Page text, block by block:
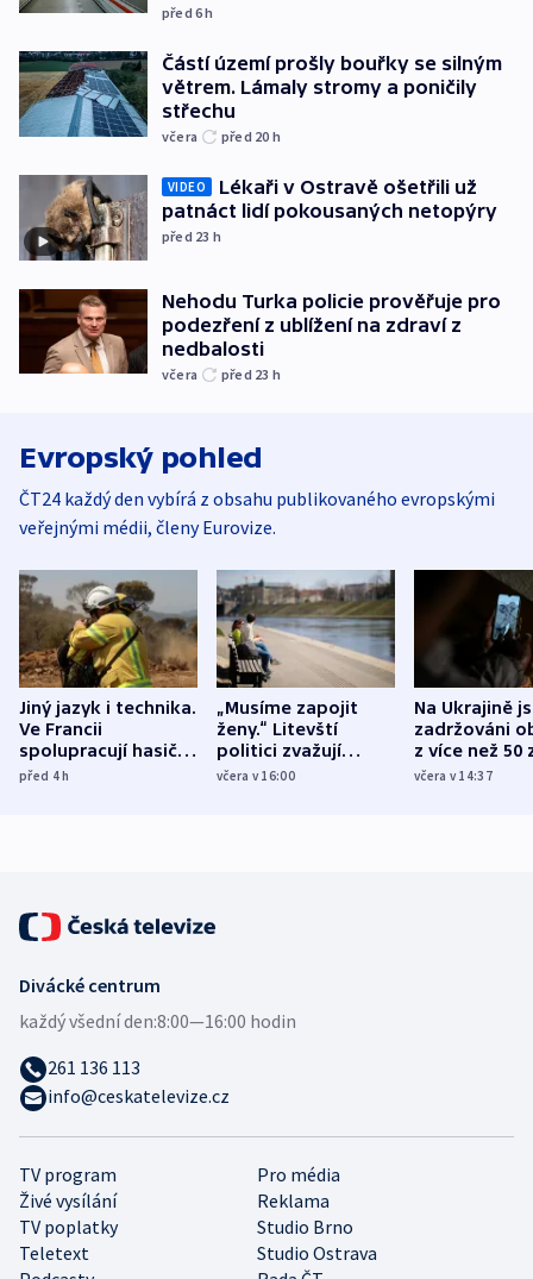
před 6h
Částí území prošly bouřky se silným
větrem. Lámaly stromy a poničily
střechu
včera před 20 h
VIDEO
Lékaři v Ostravě ošetřili už
patnáct lidí pokousaných netopýry
před 23 h
Nehodu Turka policie prověřuje pro
podezření z ublížení na zdraví z
nedbalosti
včera před 23 h
Evropský pohled
ČT24 každý den vybírá z obsahu publikovaného evropskými
veřejnými médii, členy Eurovize.
Jiný jazyk i technika.
Ve Francii
spolupracují hasiči z
různých zemí
před 4h
„Musíme zapojit
ženy.“ Litevští
politici zvažují
dohodu o
včera v 16:00
Na Ukrajině
zadržováni
z více než 50
Bojovali na
včera v 14:37
TV program
Pro média
Živé vysílání
Reklama
TV poplatky
Studio Brno
Teletext
Studio Ostrava
Divácké centrum
každý všední den:8:00—16:00 hodin
261 136 113
info@ceskatelevize.cz